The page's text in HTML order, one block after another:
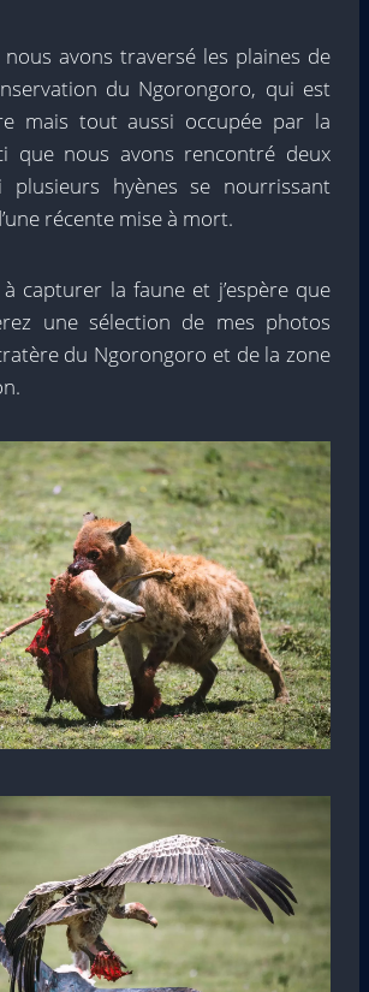
avons traversé les plaines de
du Ngorongoro, qui est
mais tout aussi occupée par la
que nous avons rencontré deux
plusieurs hyènes se nourrissant
récente mise à mort.
à capturer la faune et j’espère que
une sélection de mes photos
du Ngorongoro et de la zone